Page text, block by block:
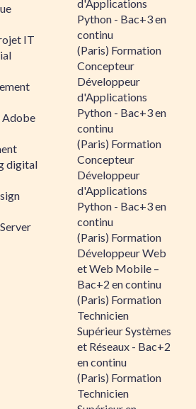
IT
Adobe
digital
d'Applications
Python - Bac+3 en
continu
(Paris) Formation
Concepteur
Développeur
d'Applications
Python - Bac+3 en
continu
(Paris) Formation
Concepteur
Développeur
d'Applications
Python - Bac+3 en
continu
(Paris) Formation
Développeur Web
et Web Mobile –
Bac+2 en continu
(Paris) Formation
Technicien
Supérieur Systèmes
et Réseaux - Bac+2
en continu
(Paris) Formation
Technicien